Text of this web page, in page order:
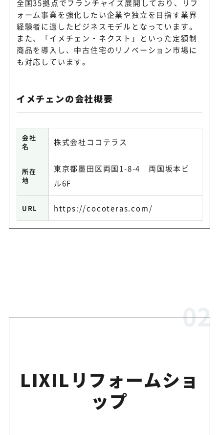
全国35拠点でフランチャイズ展開しており、リフ
ォーム事業を強化したい企業や独立を目指す業界
経験者に適したビジネスモデルとなっています。
また、「イメチェン・ネクスト」といった定額制
商品を導入し、中古住宅のリノベーション市場に
も対応しています。
イメチェンの会社概要
会社
名
株式会社ココテラス
所在
地
東京都墨田区両国1-8-4 両国坂本ビ
ル6F
URL https://cocoteras.com/
LIXILリフォームショ
ップ